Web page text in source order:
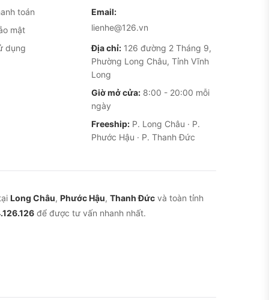
toán
mật
dụng
Email:
lienhe@126.vn
Địa chỉ: 126 đường 2 Tháng 9,
Phường Long Châu, Tỉnh Vĩnh
Long
Giờ mở cửa: 8:00 - 20:00 mỗi
ngày
Freeship: P. Long Châu · P.
Phước Hậu · P. Thanh Đức
Long Châu, Phước Hậu, Thanh Đức và toàn tỉnh
để được tư vấn nhanh nhất.